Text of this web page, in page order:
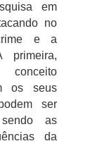
em
no
e a
primeira,
os seus
ser
as
da